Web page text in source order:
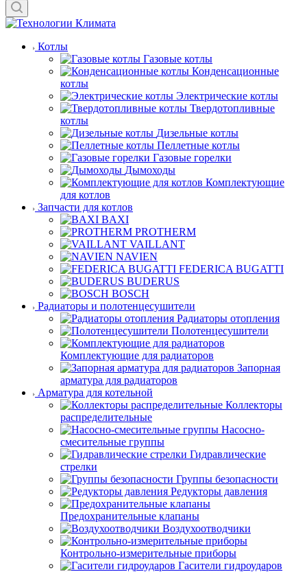
Котлы
Газовые котлы
Конденсационные
котлы
Электрические котлы
Твердотопливные
котлы
Дизельные котлы
Пеллетные котлы
Газовые горелки
Дымоходы
Комплектующие
для котлов
Запчасти для котлов
BAXI
PROTHERM
VAILLANT
NAVIEN
FEDERICA BUGATTI
BUDERUS
BOSCH
Радиаторы и полотенцесушители
Радиаторы отопления
Полотенцесушители
Комплектующие для радиаторов
Запорная
арматура для радиаторов
Арматура для котельной
Коллекторы
распределительные
Насосно-
смесительные группы
Гидравлические
стрелки
Группы безопасности
Редукторы давления
Предохранительные клапаны
Воздухоотводчики
Контрольно-измерительные приборы
Гасители гидроударов